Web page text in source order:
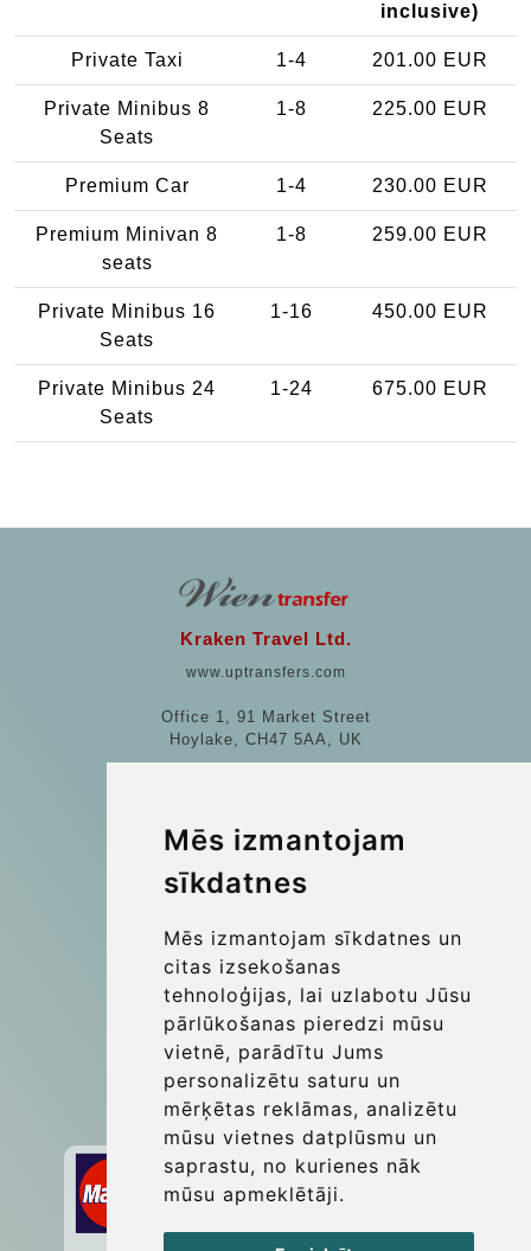
Mēs izmantojam
sīkdatnes
Mēs izmantojam sīkdatnes un
citas izsekošanas
tehnoloģijas, lai uzlabotu Jūsu
pārlūkošanas pieredzi mūsu
vietnē, parādītu Jums
personalizētu saturu un
mērķētas reklāmas, analizētu
mūsu vietnes datplūsmu un
saprastu, no kurienes nāk
mūsu apmeklētāji.
inclusive)
Private Taxi 1-4 201.00 EUR
Private Minibus 8
Seats
1-8 225.00 EUR
Premium Car 1-4 230.00 EUR
Premium Minivan 8
seats
1-8 259.00 EUR
Private Minibus 16
Seats
1-16 450.00 EUR
Private Minibus 24
Seats
1-24 675.00 EUR
Kraken Travel Ltd.
www.uptransfers.com
Office 1, 91 Market Street
Hoylake, CH47 5AA, UK
More
Update cookies preferences
Contact
info@wientransfer.com
Secure Payment with STRIPE